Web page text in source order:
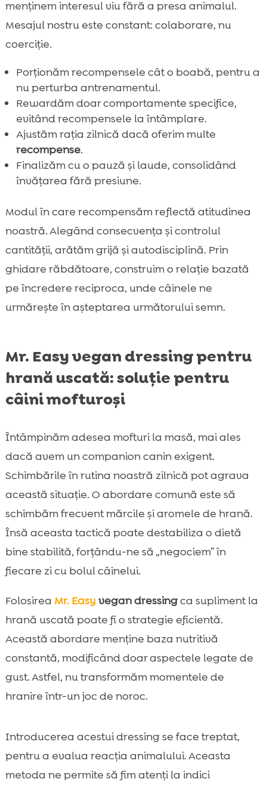
menținem interesul viu fără a presa animalul.
Mesajul nostru este constant: colaborare, nu
coerciție.
Porționăm recompensele cât o boabă, pentru a
nu perturba antrenamentul.
Rewardăm doar comportamente specifice,
evitând recompensele la întâmplare.
Ajustăm rația zilnică dacă oferim multe
recompense.
Finalizăm cu o pauză și laude, consolidând
învățarea fără presiune.
Modul în care recompensăm reflectă atitudinea
noastră. Alegând consecvența și controlul
cantității, arătăm grijă și autodisciplină. Prin
ghidare răbdătoare, construim o relație bazată
pe încredere reciproca, unde câinele ne
urmărește în așteptarea următorului semn.
Mr. Easy vegan dressing pentru
hrană uscată: soluție pentru
câini mofturoși
Întâmpinăm adesea mofturi la masă, mai ales
dacă avem un companion canin exigent.
Schimbările în rutina noastră zilnică pot agrava
această situație. O abordare comună este să
schimbăm frecvent mărcile și aromele de hrană.
Însă aceasta tactică poate destabiliza o dietă
bine stabilită, forțându-ne să „negociem” în
fiecare zi cu bolul câinelui.
Folosirea Mr. Easy vegan dressingca supliment la
hrană uscată poate fi o strategie eficientă.
Această abordare menține baza nutritivă
constantă, modificând doar aspectele legate de
gust. Astfel, nu transformăm momentele de
hranire într-un joc de noroc.
Introducerea acestui dressing se face treptat,
pentru a evalua reacția animalului. Aceasta
metoda ne permite să fim atenți la indici